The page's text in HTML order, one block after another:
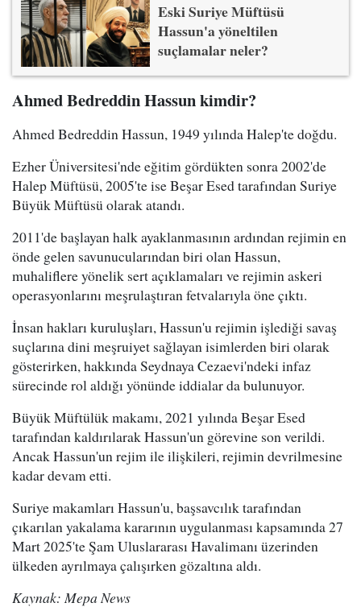
Eski Suriye Müftüsü
Hassun'a yöneltilen
suçlamalar neler?
Ahmed Bedreddin Hassun kimdir?
Ahmed Bedreddin Hassun, 1949 yılında Halep'te doğdu.
Ezher Üniversitesi'nde eğitim gördükten sonra 2002'de
Halep Müftüsü, 2005'te ise Beşar Esed tarafından Suriye
Büyük Müftüsü olarak atandı.
2011'de başlayan halk ayaklanmasının ardından rejimin en
önde gelen savunucularından biri olan Hassun,
muhaliflere yönelik sert açıklamaları ve rejimin askeri
operasyonlarını meşrulaştıran fetvalarıyla öne çıktı.
İnsan hakları kuruluşları, Hassun'u rejimin işlediği savaş
suçlarına dini meşruiyet sağlayan isimlerden biri olarak
gösterirken, hakkında Seydnaya Cezaevi'ndeki infaz
sürecinde rol aldığı yönünde iddialar da bulunuyor.
Büyük Müftülük makamı, 2021 yılında Beşar Esed
tarafından kaldırılarak Hassun'un görevine son verildi.
Ancak Hassun'un rejim ile ilişkileri, rejimin devrilmesine
kadar devam etti.
Suriye makamları Hassun'u, başsavcılık tarafından
çıkarılan yakalama kararının uygulanması kapsamında 27
Mart 2025'te Şam Uluslararası Havalimanı üzerinden
ülkeden ayrılmaya çalışırken gözaltına aldı.
Kaynak: Mepa News